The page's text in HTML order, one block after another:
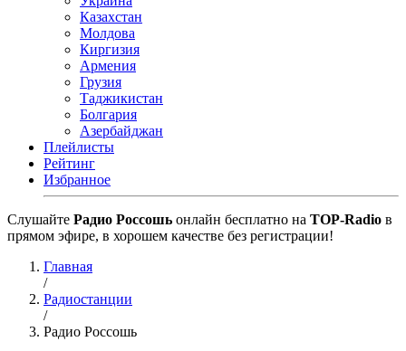
Казахстан
Молдова
Киргизия
Армения
Грузия
Таджикистан
Болгария
Азербайджан
Плейлисты
Рейтинг
Избранное
Cлушайте Радио Россошь онлайн бесплатно на TOP-Radio в
прямом эфире, в хорошем качестве без регистрации!
Главная
/
Радиостанции
/
Радио Россошь